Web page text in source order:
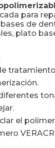
para
de
plato
el